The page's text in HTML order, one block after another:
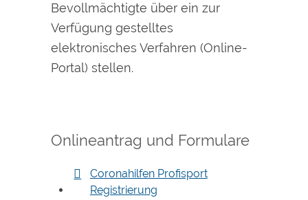
Bevollmächtigte über ein zur
Verfügung gestelltes
elektronisches Verfahren (Online-
Portal) stellen.
Onlineantrag und Formulare
Coronahilfen Profisport
Registrierung